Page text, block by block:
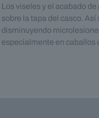
Los viseles y el acabado
sobre la tapa del casco.
disminuyendo
especialmente en caballos